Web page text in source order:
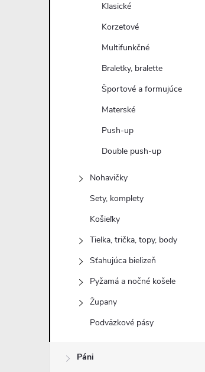
Klasické
Korzetové
Multifunkčné
Braletky, bralette
Športové a formujúce
Materské
Push-up
Double push-up
Nohavičky
Sety, komplety
Košieľky
Tielka, trička, topy, body
Sťahujúca bielizeň
Pyžamá a nočné košele
Župany
Podväzkové pásy
Páni